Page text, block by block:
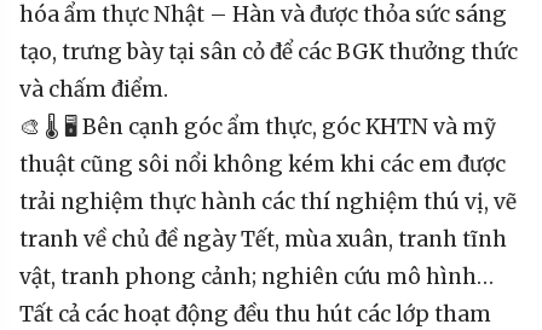
hóa ẩm thực Nhật – Hàn và được thỏa sức sáng
tạo, trưng bày tại sân cỏ để các BGK thưởng thức
và chấm điểm.
🎨 🌡 🖥 Bên cạnh góc ẩm thực, góc KHTN và mỹ
thuật cũng sôi nổi không kém khi các em được
trải nghiệm thực hành các thí nghiệm thú vị, vẽ
tranh về chủ đề ngày Tết, mùa xuân, tranh tĩnh
vật, tranh phong cảnh; nghiên cứu mô hình…
Tất cả các hoạt động đều thu hút các lớp tham